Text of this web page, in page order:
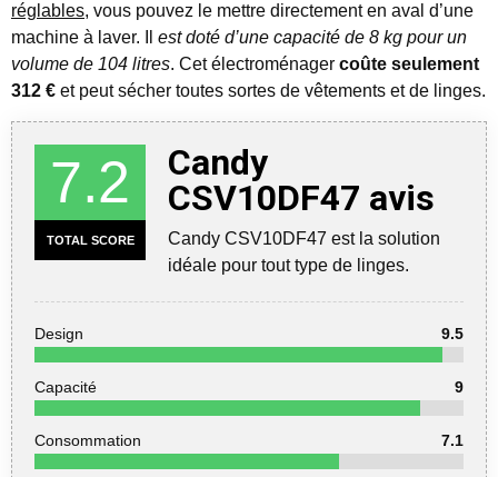
réglables, vous pouvez le mettre directement en aval d’une
machine à laver. Il est doté d’une capacité de 8 kg pour un
volume de 104 litres. Cet électroménager coûte seulement
312 € et peut sécher toutes sortes de vêtements et de linges.
7.2
TOTAL SCORE
Candy
CSV10DF47 avis
Candy CSV10DF47 est la solution
idéale pour tout type de linges.
Design 9.5
Capacité 9
Consommation 7.1